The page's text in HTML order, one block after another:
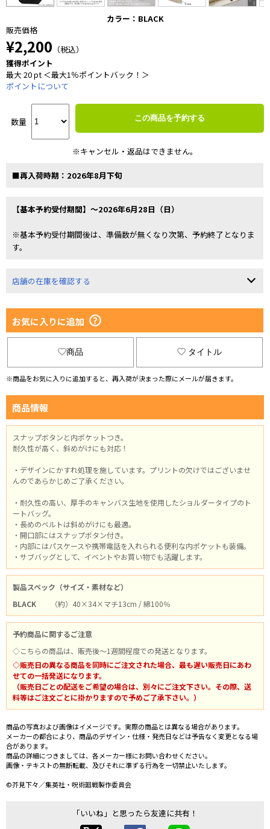
カラー：BLACK
販売価格
¥2,200 （税込）
獲得ポイント
最大 20 pt ＜最大1％ポイントバック！＞
ポイントについて
数量 この商品を予約する
※キャンセル・返品はできません。
■再入荷時期：2026年8月下旬
【基本予約受付期間】～2026年6月28日（日）
※基本予約受付期間後は、準備数が無くなり次第、予約終了となりま
す。
店舗の在庫を確認する
お気に入りに追加
商品 タイトル
※商品をお気に入りに追加すると、再入荷が決まった際にメールが届きます。
商品情報
スナップボタンと内ポケットつき。
耐久性が高く、斜めがけにも対応！
・デザインにかすれ処理を施しています。プリントの欠けではございませ
んのであらかじめご了承ください。
・耐久性の高い、厚手のキャンバス生地を使用したショルダータイプのト
ートバッグ。
・長めのベルトは斜めがけにも最適。
・開口部にはスナップボタン付き。
・内部にはパスケースや携帯電話を入れられる便利な内ポケットも装備。
・サブバッグとして、イベントやお買い物でも活躍します。
製品スペック（サイズ・素材など）
BLACK
（約）40×34×マチ13cm / 綿100％
予約商品に関するご注意
◇こちらの商品は、販売後～1週間程度での発送となります。
◇販売日の異なる商品を同時にご注文された場合、最も遅い販売日にあわ
せての一括発送になります。
（販売日ごとの配送をご希望の場合は、別々にご注文下さい。その際、送
料等はご注文ごとに掛かりますので予めご了承下さい。）
商品の写真および画像はイメージです。実際の商品とは異なる場合があります。
メーカーの都合により、商品のデザイン・仕様・発売日などは予告なく変更となる場
合があります。
商品の詳細につきましては、各メーカー様にお問い合わせください。
画像・テキストの無断転載、及びそれに準ずる行為を一切禁止いたします。
©芥見下々／集英社・呪術廻戦製作委員会
「いいね」と思ったら友達に共有！